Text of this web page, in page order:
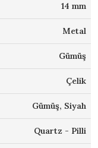
14 mm
Metal
Gümüş
Çelik
Gümüş, Siyah
Quartz - Pilli